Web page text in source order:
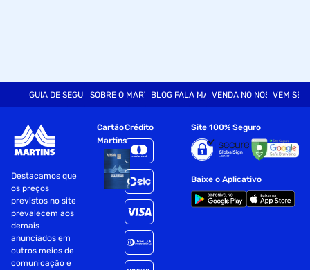
GUIA DE SEGURANÇASOBRE O MARTINSBLOG FALA MARTVENDA NO NOSSO SITE
VEM SER
Destacamos que
os preços
previstos no site
prevalecem aos
demais
anunciados em
outros meios de
comunicação e
Cartão
Martins
Crédito Site 100% Seguro
Baixe o Aplicativo